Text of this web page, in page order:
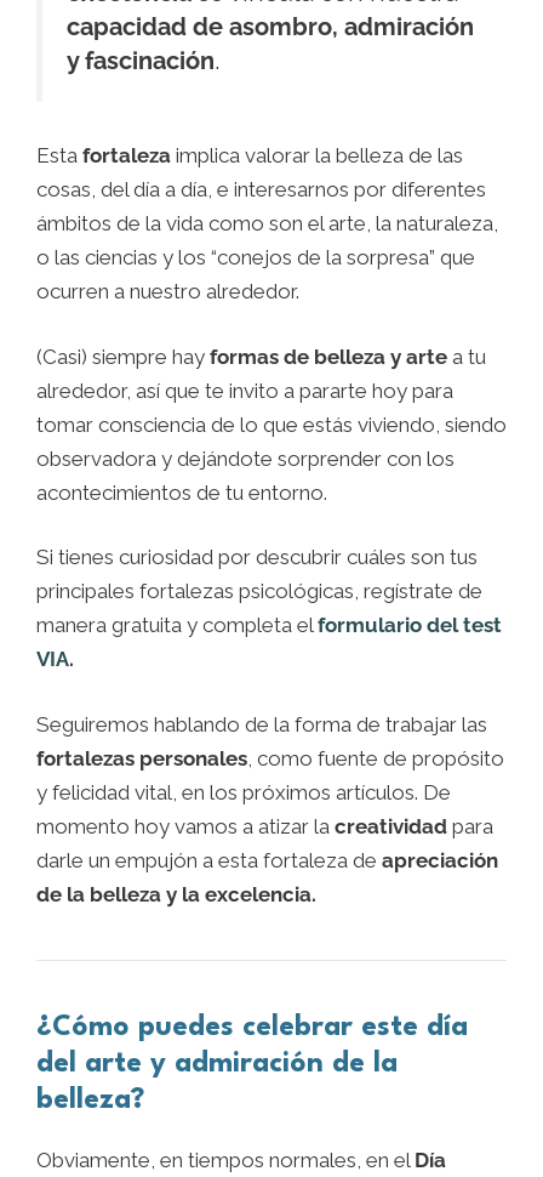
capacidad de asombro, admiración
y fascinación.
Esta fortaleza implica valorar la belleza de las
cosas, del día a día, e interesarnos por diferentes
ámbitos de la vida como son el arte, la naturaleza,
o las ciencias y los “conejos de la sorpresa” que
ocurren a nuestro alrededor.
(Casi) siempre hay formas de belleza y arte a tu
alrededor, así que te invito a pararte hoy para
tomar consciencia de lo que estás viviendo, siendo
observadora y dejándote sorprender con los
acontecimientos de tu entorno.
Si tienes curiosidad por descubrir cuáles son tus
principales fortalezas psicológicas, regístrate de
manera gratuita y completa elformulario del test
VIA.
Seguiremos hablando de la forma de trabajar las
fortalezas personales , como fuente de propósito
y felicidad vital, en los próximos artículos. De
momento hoy vamos a atizar la creatividad para
darle un empujón a esta fortaleza de apreciación
de la belleza y la excelencia.
¿Cómo puedes celebrar este día
del arte y admiración de la
belleza?
Obviamente, en tiempos normales, en el Día